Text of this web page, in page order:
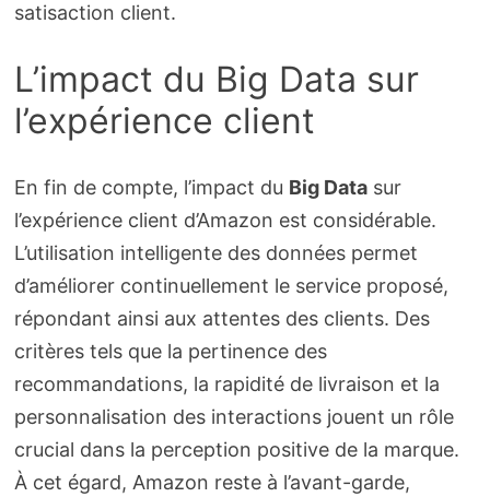
satisaction client.
L’impact du Big Data sur
l’expérience client
En fin de compte, l’impact du Big Datasur
l’expérience client d’Amazon est considérable.
L’utilisation intelligente des données permet
d’améliorer continuellement le service proposé,
répondant ainsi aux attentes des clients. Des
critères tels que la pertinence des
recommandations, la rapidité de livraison et la
personnalisation des interactions jouent un rôle
crucial dans la perception positive de la marque.
À cet égard, Amazon reste à l’avant-garde,